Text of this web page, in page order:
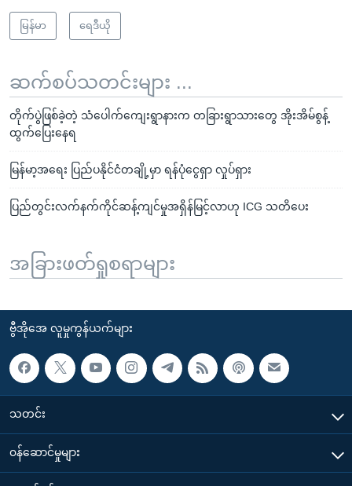
မြန်မာ ရေဒီယို
ဆက်စပ်သတင်းများ ...
တိုက်ပွဲဖြစ်ခဲ့တဲ့ သံပေါက်ကျေးရွာနားက တခြားရွာသားတွေ အိုးအိမ်စွန့်
ထွက်ပြေးနေရ
မြန်မာ့အရေး ပြည်ပနိုင်ငံတချို့မှာ ရန်ပုံငွေရှာ လှုပ်ရှား
ပြည်တွင်းလက်နက်ကိုင်ဆန့်ကျင်မှုအရှိန်မြင့်လာဟု ICG သတိပေး
အခြားဖတ်ရှုစရာများ
ဗွီအိုအေ လူမှုကွန်ယက်များ
သတင်း
၀န်ဆောင်မှုများ